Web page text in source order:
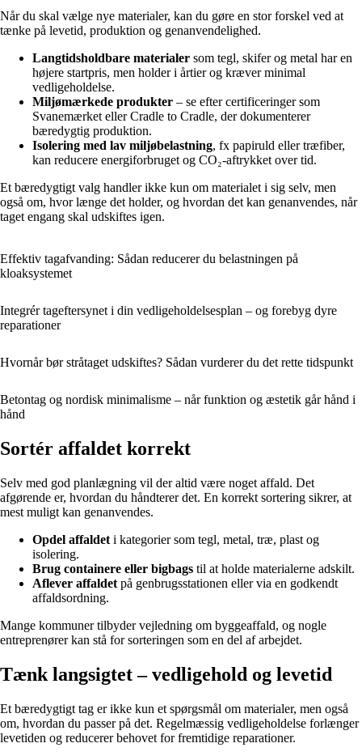
Når du skal vælge nye materialer, kan du gøre en stor forskel ved at
tænke på levetid, produktion og genanvendelighed.
Langtidsholdbare materialer som tegl, skifer og metal har en
højere startpris, men holder i årtier og kræver minimal
vedligeholdelse.
Miljømærkede produkter – se efter certificeringer som
Svanemærket eller Cradle to Cradle, der dokumenterer
bæredygtig produktion.
Isolering med lav miljøbelastning, fx papiruld eller træfiber,
kan reducere energiforbruget og CO₂-aftrykket over tid.
Et bæredygtigt valg handler ikke kun om materialet i sig selv, men
også om, hvor længe det holder, og hvordan det kan genanvendes, når
taget engang skal udskiftes igen.
Effektiv tagafvanding: Sådan reducerer du belastningen på
kloaksystemet
Integrér tageftersynet i din vedligeholdelsesplan – og forebyg dyre
reparationer
Hvornår bør stråtaget udskiftes? Sådan vurderer du det rette tidspunkt
Betontag og nordisk minimalisme – når funktion og æstetik går hånd i
hånd
Sortér affaldet korrekt
Selv med god planlægning vil der altid være noget affald. Det
afgørende er, hvordan du håndterer det. En korrekt sortering sikrer, at
mest muligt kan genanvendes.
Opdel affaldet i kategorier som tegl, metal, træ, plast og
isolering.
Brug containere eller bigbags til at holde materialerne adskilt.
Aflever affaldet på genbrugsstationen eller via en godkendt
affaldsordning.
Mange kommuner tilbyder vejledning om byggeaffald, og nogle
entreprenører kan stå for sorteringen som en del af arbejdet.
Tænk langsigtet – vedligehold og levetid
Et bæredygtigt tag er ikke kun et spørgsmål om materialer, men også
om, hvordan du passer på det. Regelmæssig vedligeholdelse forlænger
levetiden og reducerer behovet for fremtidige reparationer.